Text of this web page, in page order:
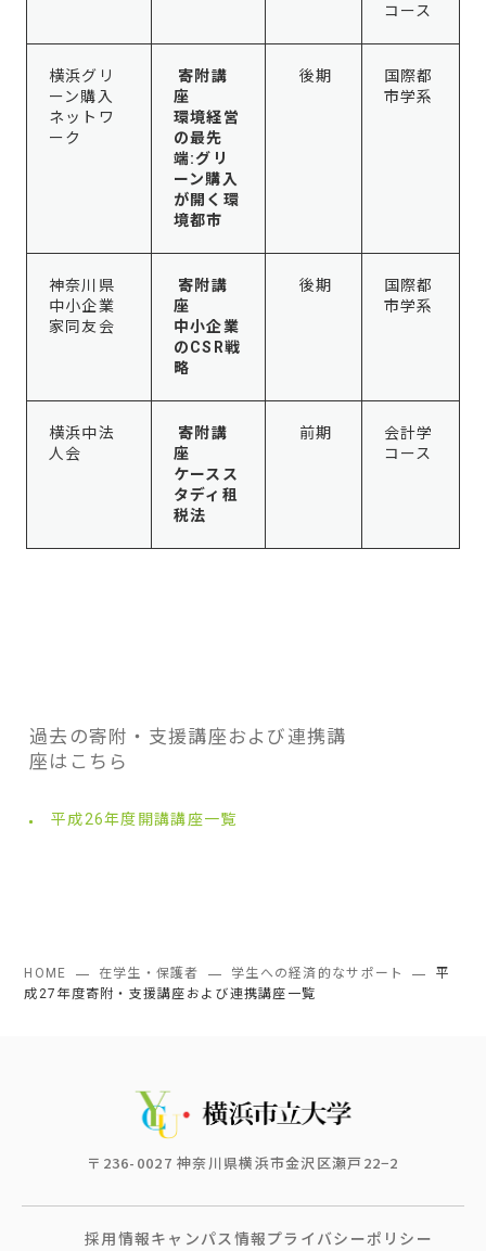
コース
横浜グリ
ーン購入
ネットワ
ーク
寄附講
座
環境経営
の最先
端:グリ
ーン購入
が開く環
境都市
後期
国際都
市学系
神奈川県
中小企業
家同友会
寄附講
座
中小企業
のCSR戦
略
後期
国際都
市学系
横浜中法
人会
寄附講
座
ケースス
タディ租
税法
前期
会計学
コース
過去の寄附・支援講座および連携講
座はこちら
平成26年度開講講座一覧
HOME 在学生・保護者 学生への経済的なサポート
平
成27年度寄附・支援講座および連携講座一覧
〒236-0027 神奈川県横浜市金沢区瀬戸22−2
採用情報キャンパス情報プライバシーポリシー